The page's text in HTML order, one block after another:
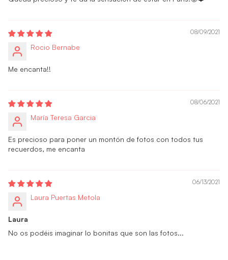
08/09/2021
Rocio Bernabe
Me encanta!!
08/06/2021
María Teresa Garcia
Es precioso para poner un montón de fotos con todos tus
recuerdos, me encanta
06/13/2021
Laura Puertas Metola
Laura
No os podéis imaginar lo bonitas que son las fotos...